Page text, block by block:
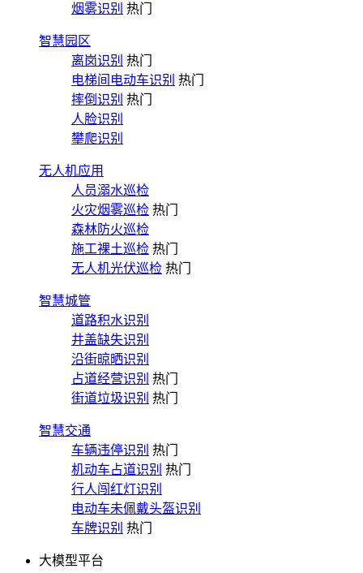
烟雾识别 热门
智慧园区
离岗识别 热门
电梯间电动车识别 热门
摔倒识别 热门
人脸识别
攀爬识别
无人机应用
人员溺水巡检
火灾烟雾巡检 热门
森林防火巡检
施工裸土巡检 热门
无人机光伏巡检 热门
智慧城管
道路积水识别
井盖缺失识别
沿街晾晒识别
占道经营识别 热门
街道垃圾识别 热门
智慧交通
车辆违停识别 热门
机动车占道识别 热门
行人闯红灯识别
电动车未佩戴头盔识别
车牌识别 热门
大模型平台